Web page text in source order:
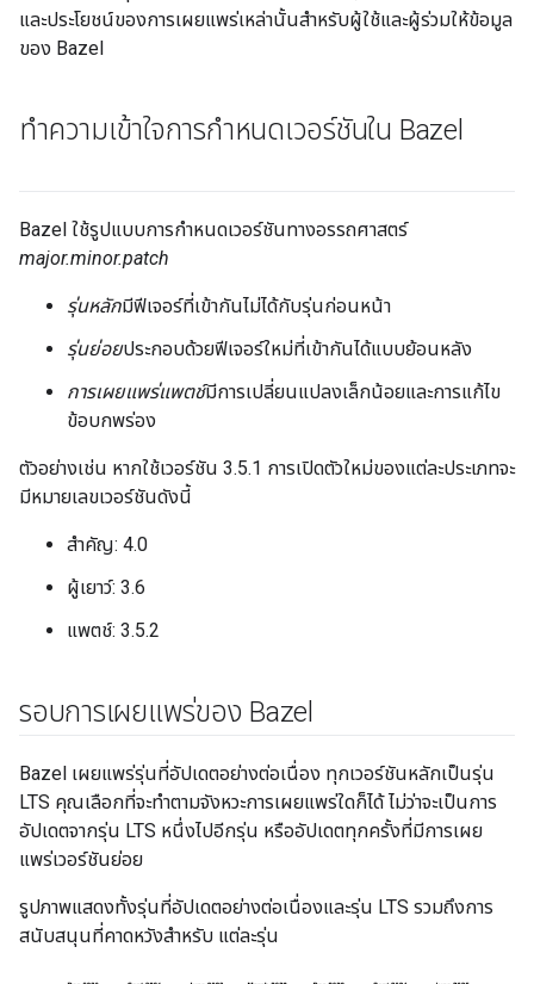
และประโยชน์ของการเผยแพร่เหล่านั้นสำหรับผู้ใช้และผู้ร่วมให้ข้อมูล
ของ Bazel
ทำความเข้าใจการกำหนดเวอร์ชันใน Bazel
Bazel ใช้รูปแบบการกำหนดเวอร์ชันทางอรรถศาสตร์
major.minor.patch
รุ่นหลักมีฟีเจอร์ที่เข้ากันไม่ได้กับรุ่นก่อนหน้า
รุ่นย่อยประกอบด้วยฟีเจอร์ใหม่ที่เข้ากันได้แบบย้อนหลัง
การเผยแพร่แพตช์มีการเปลี่ยนแปลงเล็กน้อยและการแก้ไข
ข้อบกพร่อง
ตัวอย่างเช่น หากใช้เวอร์ชัน 3.5.1 การเปิดตัวใหม่ของแต่ละประเภทจะ
มีหมายเลขเวอร์ชันดังนี้
สำคัญ: 4.0
ผู้เยาว์: 3.6
แพตช์: 3.5.2
รอบการเผยแพร่ของ Bazel
Bazel เผยแพร่รุ่นที่อัปเดตอย่างต่อเนื่อง ทุกเวอร์ชันหลักเป็นรุ่น
LTS คุณเลือกที่จะทำตามจังหวะการเผยแพร่ใดก็ได้ ไม่ว่าจะเป็นการ
อัปเดตจากรุ่น LTS หนึ่งไปอีกรุ่น หรืออัปเดตทุกครั้งที่มีการเผย
แพร่เวอร์ชันย่อย
รูปภาพแสดงทั้งรุ่นที่อัปเดตอย่างต่อเนื่องและรุ่น LTS รวมถึงการ
สนับสนุนที่คาดหวังสำหรับ แต่ละรุ่น